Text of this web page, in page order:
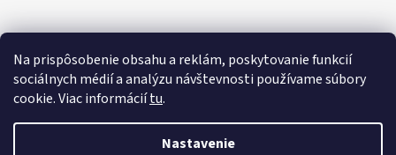
Na prispôsobenie obsahu a reklám, poskytovanie funkcií
sociálnych médií a analýzu návštevnosti používame súbory
cookie. Viac informáciítu.
Nastavenie
Vytvoril Shoptet
Copyright 2026Motorový klub Polície